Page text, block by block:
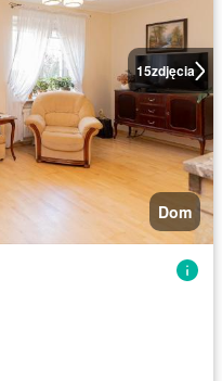
15zdjęcia
Dom